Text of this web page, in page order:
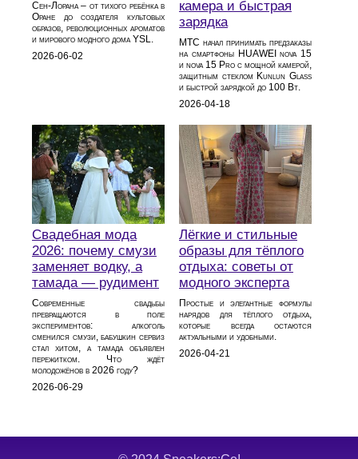
Сен-Лорана – от тихого ребёнка в
Оране до создателя культовых
образов, революционных ароматов
и мирового модного дома YSL.
2026-06-02
камера и быстрая
зарядка
МТС начал принимать предзаказы
на смартфоны HUAWEI nova 15
и nova 15 Pro с мощной камерой,
защитным стеклом Kunlun Glass
и быстрой зарядкой до 100 Вт.
2026-04-18
Свадебная мода
2026: почему смузи
заменяет водку, а
тамада — рудимент
Современные свадьбы
превращаются в поле
экспериментов: алкоголь
сменился смузи, бабушкин сервиз
стал хитом, а тамада объявлен
пережитком. Что ждёт
молодожёнов в 2026 году?
2026-06-29
Лёгкие и стильные
образы для тёплого
отдыха: советы от
модного эксперта
Простые и элегантные формулы
нарядов для тёплого отдыха,
которые всегда остаются
актуальными и удобными.
2026-04-21